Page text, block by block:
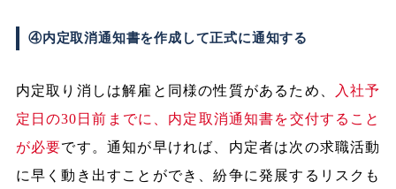
④内定取消通知書を作成して正式に通知する
内定取り消しは解雇と同様の性質があるため、
入社予
定日の30日前までに、内定取消通知書を交付すること
が必要です。通知が早ければ、内定者は次の求職活動
に早く動き出すことができ、紛争に発展するリスクも